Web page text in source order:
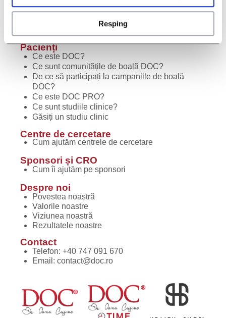
Resping
Pacienți
Ce este DOC?
Ce sunt comunitățile de boală DOC?
De ce să participați la campaniile de boală
DOC?
Ce este DOC PRO?
Ce sunt studiile clinice?
Găsiți un studiu clinic
Centre de cercetare
Cum ajutăm centrele de cercetare
Sponsori și CRO
Cum îi ajutăm pe sponsori
Despre noi
Povestea noastră
Valorile noastre
Viziunea noastră
Rezultatele noastre
Contact
Telefon: +40 747 091 670
Email: contact@doc.ro